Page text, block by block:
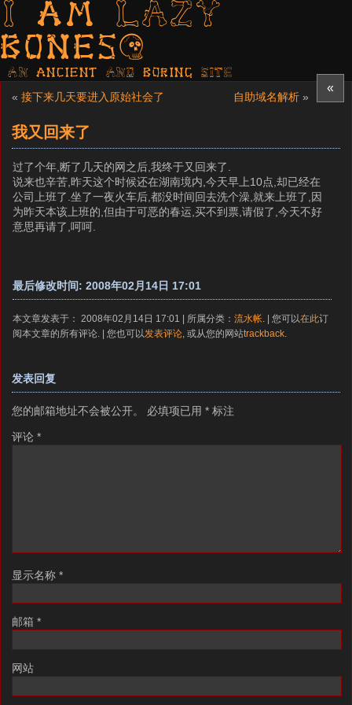
I am LAZY
bones?
AN ancient AND boring SITE
«
« 接下来几天要进入原始社会了 自助域名解析 »
我又回来了
过了个年,断了几天的网之后,我终于又回来了.
说来也辛苦,昨天这个时候还在湖南境内,今天早上10点,却已经在
公司上班了.坐了一夜火车后,都没时间回去洗个澡,就来上班了,因
为昨天本该上班的,但由于可恶的春运,买不到票,请假了,今天不好
意思再请了,呵呵.
最后修改时间: 2008年02月14日 17:01
本文章发表于： 2008年02月14日 17:01 | 所属分类：流水帐 . | 您可以在此订
阅本文章的所有评论. | 您也可以 发表评论 , 或从您的网站trackback
发表回复
您的邮箱地址不会被公开。 必填项已用 * 标注
评论 *
显示名称 *
邮箱 *
网站